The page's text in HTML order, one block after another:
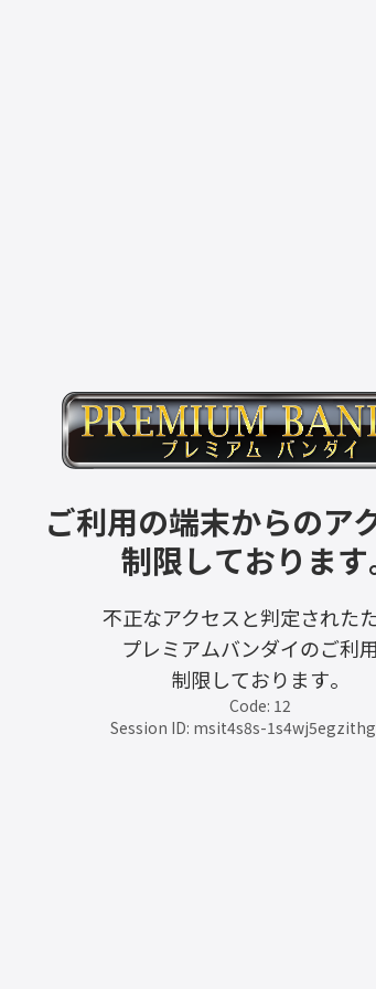
ご利用の端末からのア
制限しております
不正なアクセスと判定されたた
プレミアムバンダイのご利
制限しております。
Code: 12
Session ID: msit4s8s-